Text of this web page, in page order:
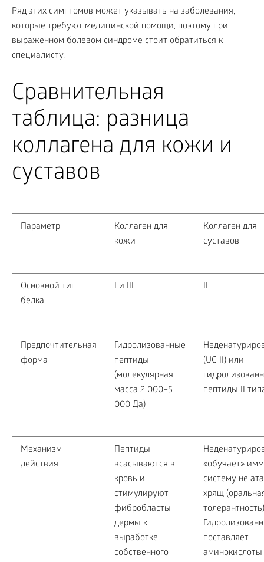
Ряд этих симптомов может указывать на заболевания,
которые требуют медицинской помощи, поэтому при
выраженном болевом синдроме стоит обратиться к
специалисту.
Сравнительная
таблица: разница
коллагена для кожи и
суставов
Параметр
Коллаген для
кожи
Коллаген для
суставов
Основной тип
белка
I и III II
Предпочтительная
форма
Гидролизованные
пептиды
(молекулярная
масса 2 000–5
000 Да)
(UC-II) или
пептиды II
Механизм
действия
Пептиды
всасываются в
кровь и
стимулируют
фибробласты
дермы к
выработке
собственного
«обучает»
систему не
хрящ
поставляет
аминокислоты